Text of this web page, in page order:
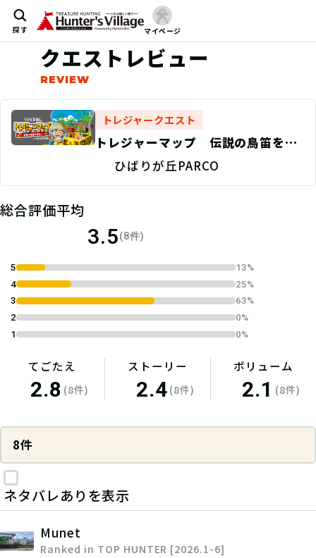
探す マイページ
クエストレビュー
トレジャークエスト
トレジャーマップ 伝説の鳥笛を探
せ！ 宝箱1
ひばりが丘PARCO
総合評価平均
3.5(8件)
5
13%
4
25%
3
63%
2
0%
1
0%
てごたえ
2.8 (8件)
ストーリー
2.4(8件)
ボリューム
2.1 (8件)
8件
ネタバレありを表示
Munet
Ranked in TOP HUNTER [2026.1-6]